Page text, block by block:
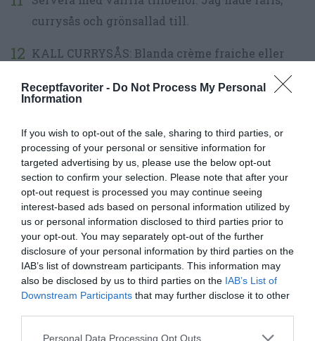
Receptfavoriter - Do Not Process My Personal
Information
If you wish to opt-out of the sale, sharing to third parties, or
processing of your personal or sensitive information for
targeted advertising by us, please use the below opt-out
section to confirm your selection. Please note that after your
opt-out request is processed you may continue seeing
interest-based ads based on personal information utilized by
us or personal information disclosed to third parties prior to
your opt-out. You may separately opt-out of the further
disclosure of your personal information by third parties on the
IAB’s list of downstream participants. This information may
also be disclosed by us to third parties on the IAB’s List of
Downstream Participants that may further disclose it to other
Personal Data Processing Opt Outs
currysås och grönsallad till.
KALL CURRYSÅS: Blanda crème fraiche eller
Oatly Fraiche med currypulver, salt, peppar,
chiliflakes, socker och pressa vitlök. Låt gärna
lagas dagen innan.